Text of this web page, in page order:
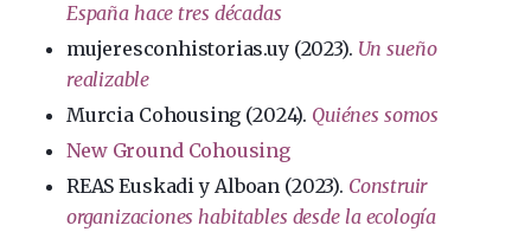
España hace tres décadas
mujeresconhistorias.uy (2023). Un sueño
realizable
Murcia Cohousing (2024). Quiénes somos
New Ground Cohousing
REAS Euskadi y Alboan (2023). Construir
organizaciones habitables desde la ecología